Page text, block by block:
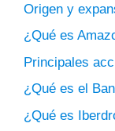
Origen y
¿Qué es
Principales
¿Qué es el
¿Qué es